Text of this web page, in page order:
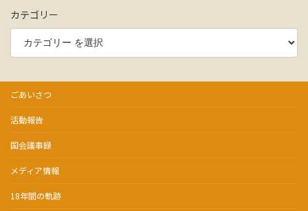
カテゴリー
ごあいさつ
活動報告
国会議事録
メディア情報
18年間の軌跡